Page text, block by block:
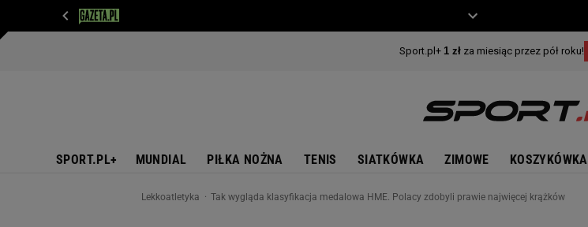
SPORT.PL+ MUNDIAL PIŁKA NOŻNA TENIS SIATKÓWKA ZIMOWE KOSZYKÓWKA
Lekkoatletyka Tak wygląda klasyfikacja medalowa HME. Polacy zdobyli prawie najwięcej krążków